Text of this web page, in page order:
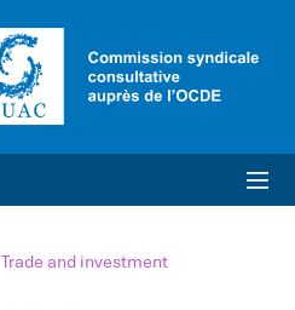
Trade and investment